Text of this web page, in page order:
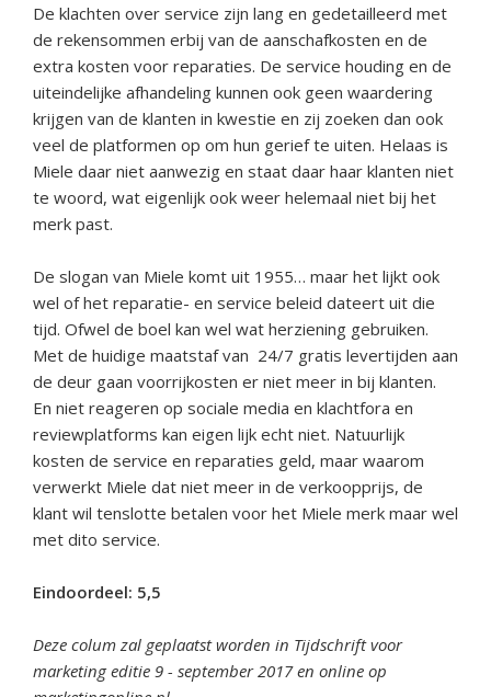
De klachten over service zijn lang en gedetailleerd met
de rekensommen erbij van de aanschafkosten en de
extra kosten voor reparaties. De service houding en de
uiteindelijke afhandeling kunnen ook geen waardering
krijgen van de klanten in kwestie en zij zoeken dan ook
veel de platformen op om hun gerief te uiten. Helaas is
Miele daar niet aanwezig en staat daar haar klanten niet
te woord, wat eigenlijk ook weer helemaal niet bij het
merk past.
De slogan van Miele komt uit 1955… maar het lijkt ook
wel of het reparatie- en service beleid dateert uit die
tijd. Ofwel de boel kan wel wat herziening gebruiken.
Met de huidige maatstaf van 24/7 gratis levertijden aan
de deur gaan voorrijkosten er niet meer in bij klanten.
En niet reageren op sociale media en klachtfora en
reviewplatforms kan eigen lijk echt niet. Natuurlijk
kosten de service en reparaties geld, maar waarom
verwerkt Miele dat niet meer in de verkoopprijs, de
klant wil tenslotte betalen voor het Miele merk maar wel
met dito service.
Eindoordeel: 5,5
Deze colum zal geplaatst worden in Tijdschrift voor
marketing editie 9 - september 2017 en online op